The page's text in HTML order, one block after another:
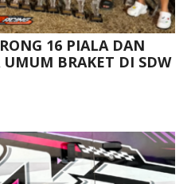
16 PIALA DAN
UMUM BRAKET DI SDW